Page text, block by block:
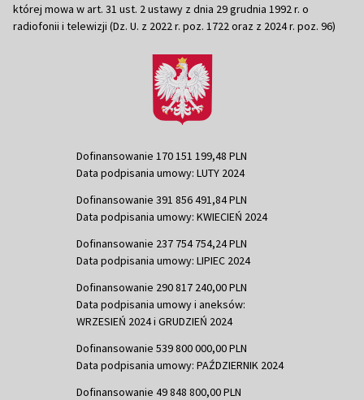
której mowa w art. 31 ust. 2 ustawy z dnia 29 grudnia 1992 r. o
radiofonii i telewizji (Dz. U. z 2022 r. poz. 1722 oraz z 2024 r. poz. 96)
Dofinansowanie 170 151 199,48 PLN
Data podpisania umowy: LUTY 2024
Dofinansowanie 391 856 491,84 PLN
Data podpisania umowy: KWIECIEŃ 2024
Dofinansowanie 237 754 754,24 PLN
Data podpisania umowy: LIPIEC 2024
Dofinansowanie 290 817 240,00 PLN
Data podpisania umowy i aneksów:
WRZESIEŃ 2024 i GRUDZIEŃ 2024
Dofinansowanie 539 800 000,00 PLN
Data podpisania umowy: PAŹDZIERNIK 2024
Dofinansowanie 49 848 800,00 PLN